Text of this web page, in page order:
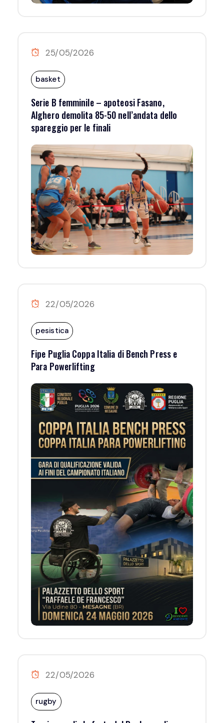
25/05/2026
basket
Serie B femminile – apoteosi Fasano,
Alghero demolita 85-50 nell’andata dello
spareggio per le finali
22/05/2026
pesistica
Fipe Puglia Coppa Italia di Bench Press e
Para Powerlifting
22/05/2026
rugby